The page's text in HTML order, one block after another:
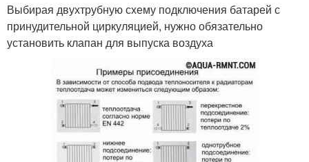
Выбирая двухтрубную схему подключения батарей с
принудительной циркуляцией, нужно обязательно
установить клапан для выпуска воздуха